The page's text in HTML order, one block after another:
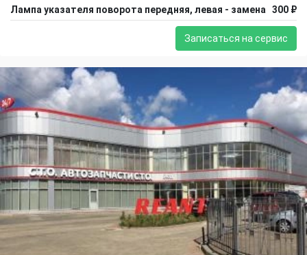
Лампа указателя поворота передняя, левая - замена 300 ₽
Записаться на сервис